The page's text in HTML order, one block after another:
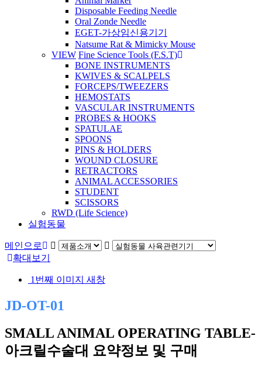
Disposable Feeding Needle
Oral Zonde Needle
EGET-가상임신용기기
Natsume Rat & Mimicky Mouse
VIEW Fine Science Tools (F.S.T)
BONE INSTRUMENTS
KWIVES & SCALPELS
FORCEPS/TWEEZERS
HEMOSTATS
VASCULAR INSTRUMENTS
PROBES & HOOKS
SPATULAE
SPOONS
PINS & HOLDERS
WOUND CLOSURE
RETRACTORS
ANIMAL ACCESSORIES
STUDENT
SCISSORS
RWD (Life Science)
실험동물
메인으로
확대보기
1번째 이미지 새창
JD-OT-01
SMALL ANIMAL OPERATING TABLE-
아크릴수술대 요약정보 및 구매